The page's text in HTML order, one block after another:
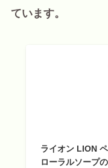
ています。
ライオン LION
ローラルソープ